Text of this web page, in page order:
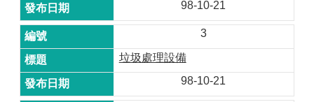
98-10-21
3
垃圾處理設備
98-10-21